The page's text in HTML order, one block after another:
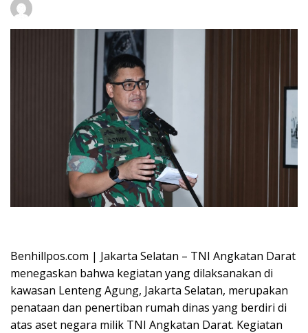
Benhillpos.com | Jakarta Selatan – TNI Angkatan Darat⁠
menegaskan bahwa kegiatan yang dilaksanakan di
kawasan Lenteng Agung, Jakarta Selatan, merupakan
penataan dan penertiban rumah dinas yang berdiri di
atas aset negara milik TNI Angkatan Darat. Kegiatan